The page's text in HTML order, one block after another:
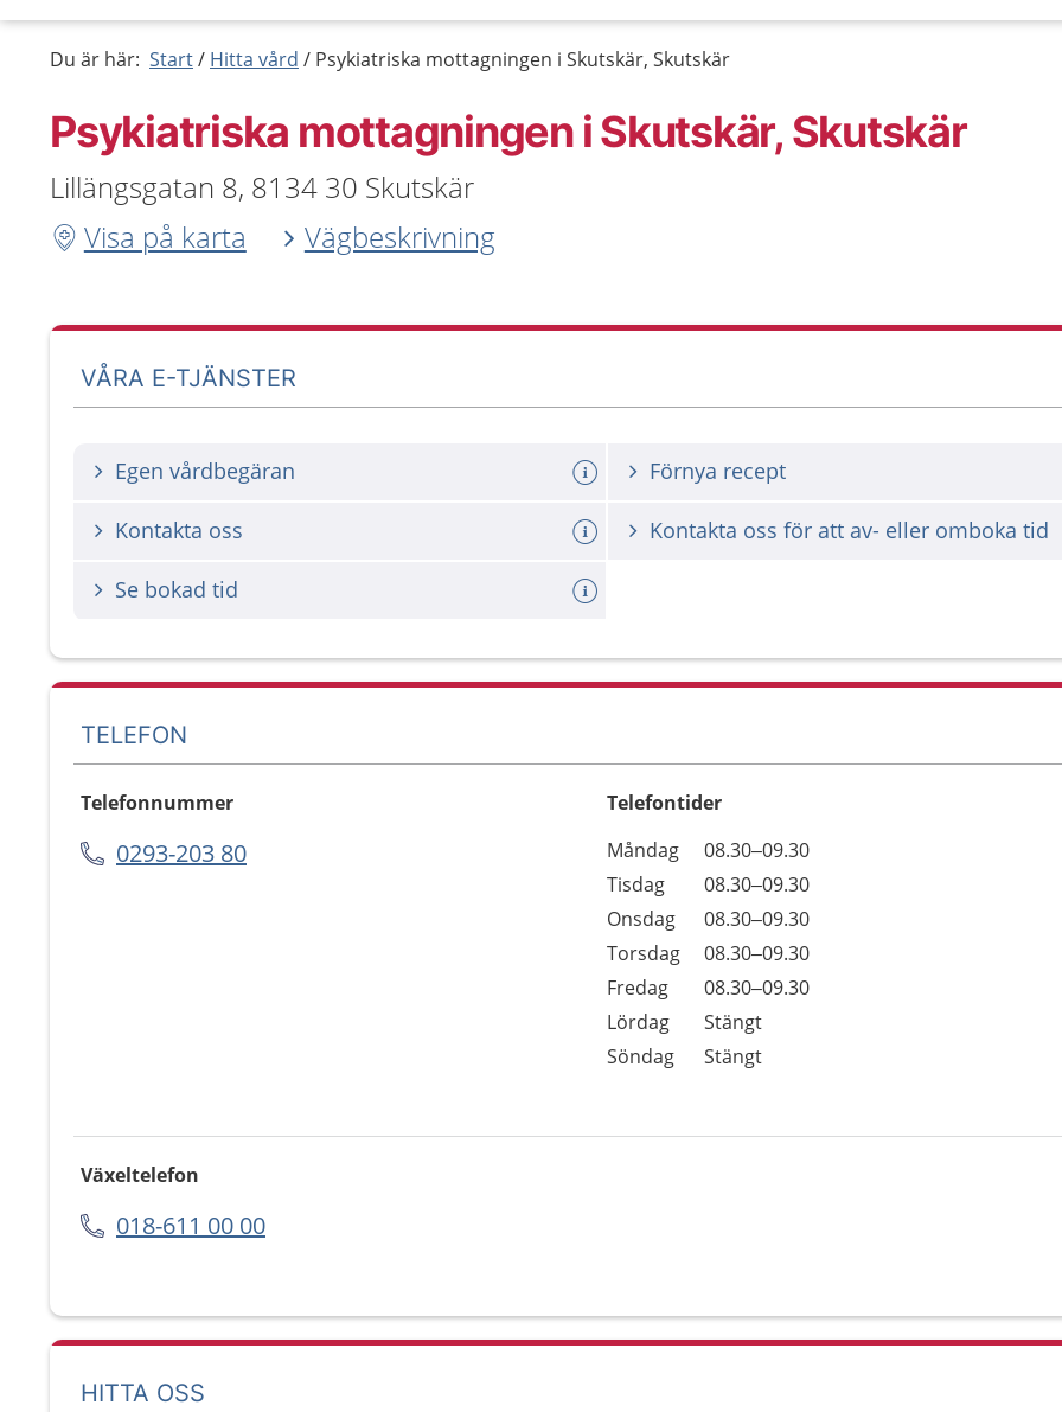
Du är här: Start Hitta vård Psykiatriska mottagningen i Skutskär, Skutskär
Psykiatriska mottagningen i Skutskär, Skutskär
Lillängsgatan 8, 8134 30 Skutskär
Visa på karta
Vägbeskrivning
VÅRA E-TJÄNSTER
Egen vårdbegäran Förnya recept
Kontakta oss Kontakta oss för att av- eller omboka tid
Se bokad tid
TELEFON
Telefonnummer
0293-203 80
Telefontider
Dag
Öppettider
Kommentarer
Måndag
08.30–09.30
Tisdag
08.30–09.30
Onsdag
08.30–09.30
Torsdag
08.30–09.30
Fredag
08.30–09.30
Lördag
Stängt
Söndag
Stängt
Växeltelefon
018-611 00 00
HITTA OSS